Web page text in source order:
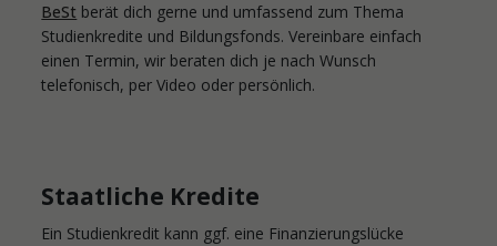
BeSt berät dich gerne und umfassend zum Thema
Studienkredite und Bildungsfonds. Vereinbare einfach
einen Termin, wir beraten dich je nach Wunsch
telefonisch, per Video oder persönlich.
Staatliche Kredite
Ein Studienkredit kann ggf. eine Finanzierungslücke